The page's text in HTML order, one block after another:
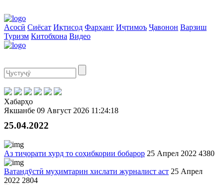
Асосӣ Сиёсат Иқтисод Фарҳанг Иҷтимоъ Ҷавонон Варзиш
Туризм Китобхона Видео
Хабарҳо
Якшанбе 09 Август 2026 11:24:18
25.04.2022
Аз тиҷорати хурд то соҳибкории бобарор 25 Апрел 2022 4380
Ватандӯстӣ муҳимтарин хислати журналист аст 25 Апрел
2022 2804